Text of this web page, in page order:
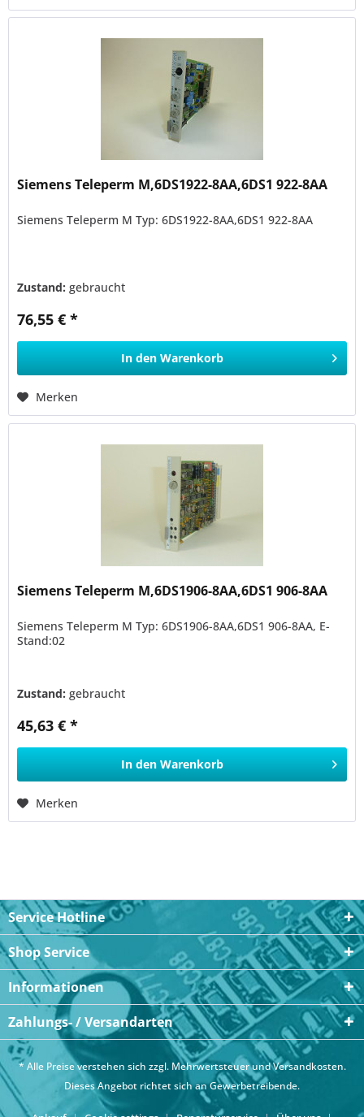
Siemens Teleperm M,6DS1922-8AA,6DS1 922-8AA
Siemens Teleperm M Typ: 6DS1922-8AA,6DS1 922-8AA
Zustand:gebraucht
76,55 € *
In den Warenkorb
Merken
Siemens Teleperm M,6DS1906-8AA,6DS1 906-8AA
Siemens Teleperm M Typ: 6DS1906-8AA,6DS1 906-8AA, E-
Stand:02
Zustand:gebraucht
45,63 € *
In den Warenkorb
Merken
Service Hotline
Shop Service
Informationen
Zahlungs- / Versandarten
* Alle Preise verstehen sich zzgl. Mehrwertsteuer undVersandkosten.
Dieses Angebot richtet sich an Gewerbetreibende.